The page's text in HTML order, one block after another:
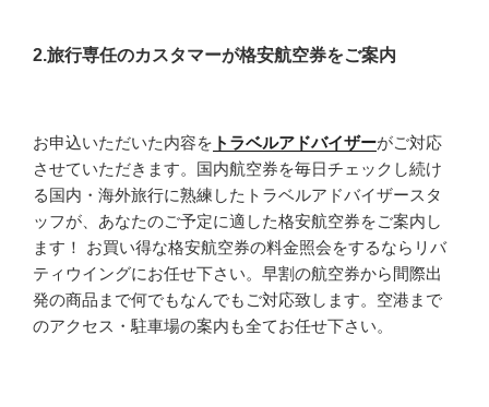
2.旅行専任のカスタマーが格安航空券をご案内
お申込いただいた内容を トラベルアドバイザーがご対応
させていただきます。国内航空券を毎日チェックし続け
る国内・海外旅行に熟練したトラベルアドバイザースタ
ッフが、あなたのご予定に適した格安航空券をご案内し
ます！ お買い得な格安航空券の料金照会をするならリバ
ティウイングにお任せ下さい。早割の航空券から間際出
発の商品まで何でもなんでもご対応致します。空港まで
のアクセス・駐車場の案内も全てお任せ下さい。